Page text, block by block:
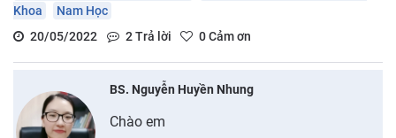
Khoa
Nam Học
20/05/2022
2Trả lời 0Cảm ơn
BS. Nguyễn Huyền Nhung
Chào em